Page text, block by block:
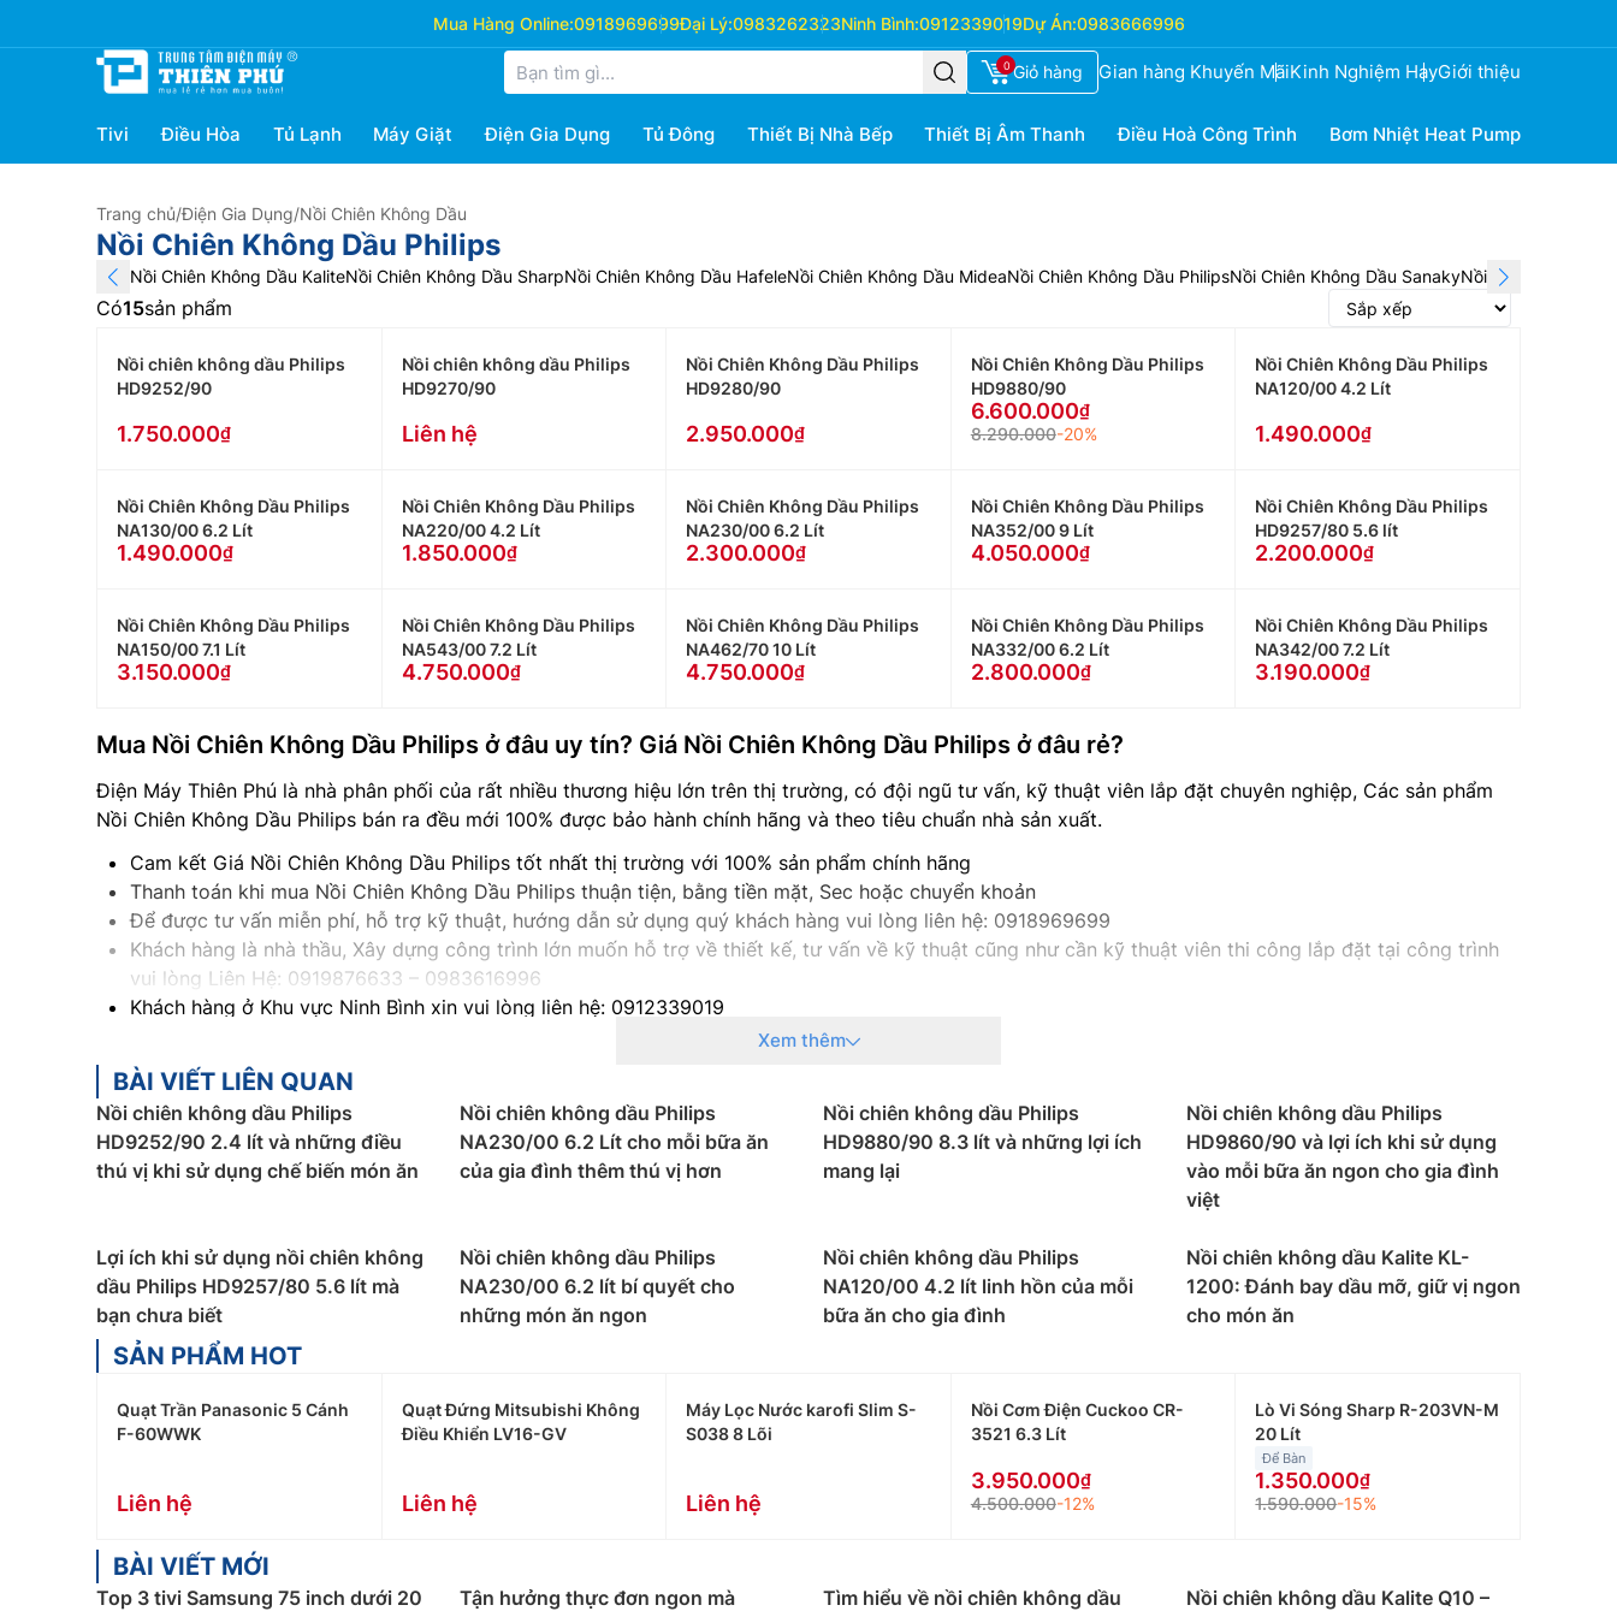
Mua Hàng Online:0918969699Đại Lý:0983262323Ninh Bình:0912339019Dự Án:0983666996
0 Giỏ hàng Gian hàng Khuyến MãiKinh Nghiệm HayGiới thiệu
Tivi Điều Hòa Tủ Lạnh Máy Giặt Điện Gia Dụng Tủ Đông Thiết Bị Nhà Bếp Thiết Bị Âm Thanh Điều Hoà Công Trình Bơm Nhiệt Heat Pump
Trang chủ/Điện Gia Dụng/Nồi Chiên Không Dầu
Nồi Chiên Không Dầu Philips
Nồi Chiên Không Dầu KaliteNồi Chiên Không Dầu SharpNồi Chiên Không Dầu HafeleNồi Chiên Không Dầu MideaNồi Chiên Không Dầu PhilipsNồi Chiên Không Dầu SanakyNồi Chiên Không
Có15sản phẩm
Nồi chiên không dầu Philips
HD9252/90
1.750.000
Nồi chiên không dầu Philips
HD9270/90
Liên hệ
Nồi Chiên Không Dầu Philips
HD9280/90
2.950.000
Nồi Chiên Không Dầu Philips
HD9880/90
6.600.000
8.290.000-20%
Nồi Chiên Không Dầu Philips
NA120/00 4.2 Lít
1.490.000
Nồi Chiên Không Dầu Philips
NA130/00 6.2 Lít
1.490.000
Nồi Chiên Không Dầu Philips
NA220/00 4.2 Lít
1.850.000
Nồi Chiên Không Dầu Philips
NA230/00 6.2 Lít
2.300.000
Nồi Chiên Không Dầu Philips
NA352/00 9 Lít
4.050.000
Nồi Chiên Không Dầu Philips
HD9257/80 5.6 lít
2.200.000
Nồi Chiên Không Dầu Philips
NA150/00 7.1 Lít
3.150.000
Nồi Chiên Không Dầu Philips
NA543/00 7.2 Lít
4.750.000
Nồi Chiên Không Dầu Philips
NA462/70 10 Lít
4.750.000
Nồi Chiên Không Dầu Philips
NA332/00 6.2 Lít
2.800.000
Nồi Chiên Không Dầu Philips
NA342/00 7.2 Lít
3.190.000
Mua Nồi Chiên Không Dầu Philips ở đâu uy tín? Giá Nồi Chiên Không Dầu Philips ở đâu rẻ?
Điện Máy Thiên Phú là nhà phân phối của rất nhiều thương hiệu lớn trên thị trường, có đội ngũ tư vấn, kỹ thuật viên lắp đặt chuyên nghiệp, Các sản phẩm
Nồi Chiên Không Dầu Philips bán ra đều mới 100% được bảo hành chính hãng và theo tiêu chuẩn nhà sản xuất.
Cam kết Giá Nồi Chiên Không Dầu Philips tốt nhất thị trường với 100% sản phẩm chính hãng
Thanh toán khi mua Nồi Chiên Không Dầu Philips thuận tiện, bằng tiền mặt, Sec hoặc chuyển khoản
Để được tư vấn miễn phí, hỗ trợ kỹ thuật, hướng dẫn sử dụng quý khách hàng vui lòng liên hệ: 0918969699
Khách hàng là nhà thầu, Xây dựng công trình lớn muốn hỗ trợ về thiết kế, tư vấn về kỹ thuật cũng như cần kỹ thuật viên thi công lắp đặt tại công trình
vui lòng Liên Hệ: 0919876633 – 0983616996
Khách hàng ở Khu vực Ninh Bình xin vui lòng liên hệ: 0912339019
Khách hàng ở Khu vực Bắc Giang xin vui lòng liên hệ: 0983666996
Xem thêm
BÀI VIẾT LIÊN QUAN
Nồi chiên không dầu Philips
HD9252/90 2.4 lít và những điều
thú vị khi sử dụng chế biến món ăn
Nồi chiên không dầu Philips
NA230/00 6.2 Lít cho mỗi bữa ăn
của gia đình thêm thú vị hơn
Nồi chiên không dầu Philips
HD9880/90 8.3 lít và những lợi ích
mang lại
Nồi chiên không dầu Philips
HD9860/90 và lợi ích khi sử dụng
vào mỗi bữa ăn ngon cho gia đình
việt
Lợi ích khi sử dụng nồi chiên không
dầu Philips HD9257/80 5.6 lít mà
bạn chưa biết
Nồi chiên không dầu Philips
NA230/00 6.2 lít bí quyết cho
những món ăn ngon
Nồi chiên không dầu Philips
NA120/00 4.2 lít linh hồn của mỗi
bữa ăn cho gia đình
Nồi chiên không dầu Kalite KL-
1200: Đánh bay dầu mỡ, giữ vị ngon
cho món ăn
SẢN PHẨM HOT
Quạt Trần Panasonic 5 Cánh
F-60WWK
Liên hệ
Quạt Đứng Mitsubishi Không
Điều Khiển LV16-GV
Liên hệ
Máy Lọc Nước karofi Slim S-
S038 8 Lõi
Liên hệ
Nồi Cơm Điện Cuckoo CR-
3521 6.3 Lít
3.950.000
4.500.000-12%
Lò Vi Sóng Sharp R-203VN-M
20 Lít
Để Bàn
1.350.000
1.590.000-15%
BÀI VIẾT MỚI
Top 3 tivi Samsung 75 inch dưới 20
Tận hưởng thực đơn ngon mà
Tìm hiểu về nồi chiên không dầu
Nồi chiên không dầu Kalite Q10 –